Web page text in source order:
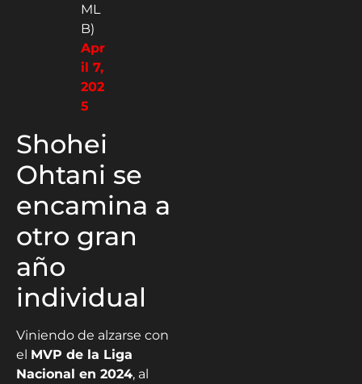
ML
B)
Apr
il 7,
202
5
Shohei
Ohtani se
encamina a
otro gran
año
individual
Viniendo de alzarse con
el MVP de la Liga
Nacional en 2024, al